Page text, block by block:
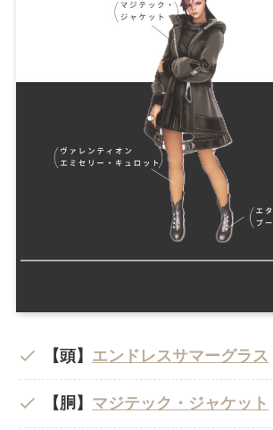
【頭】 エンドレスサマーグラス
【胴】 マジテック・ジャケット